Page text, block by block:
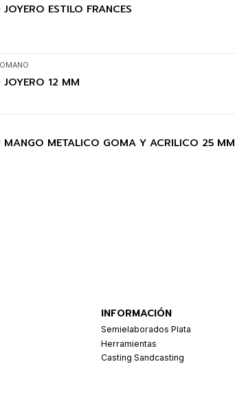
ESTILO FRANCES
12 MM
MANGO METALICO GOMA Y ACRILICO 25 MM
INFORMACIÓN
Semielaborados Plata
Herramientas
Casting Sandcasting